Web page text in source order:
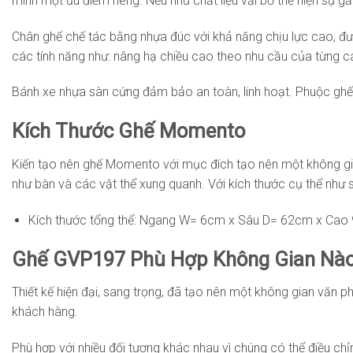
Chân ghế chế tác bằng nhựa đúc với khả năng chịu lực cao,
các tính năng như: nâng hạ chiều cao theo nhu cầu của từng
Bánh xe nhựa sàn cứng đảm bảo an toàn, linh hoạt. Phuộc
Kích Thước Ghế Momento
Kiến tạo nên ghế Momento với mục đích tạo nên một không
như bàn và các vật thể xung quanh. Với kích thước cụ thể như
Kích thước tổng thể: Ngang W= 6cm x Sâu D= 62cm x
Ghế GVP197 Phù Hợp Không Gian
Thiết kế hiện đại, sang trọng, đã tạo nên một không gian
khách hàng.
Phù hợp với nhiều đối tượng khác nhau vì chúng có thể điều